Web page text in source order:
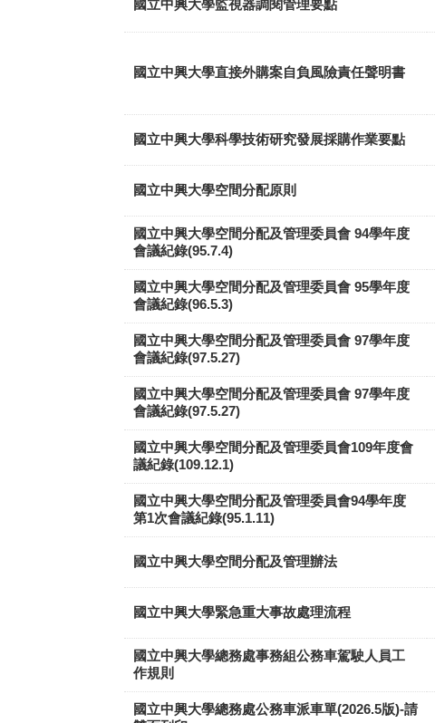
國立中興大學監視器調閱管理要點
國立中興大學直接外購案自負風險責任聲明書
國立中興大學科學技術研究發展採購作業要點
國立中興大學空間分配原則
國立中興大學空間分配及管理委員會 94學年度
會議紀錄(95.7.4)
國立中興大學空間分配及管理委員會 95學年度
會議紀錄(96.5.3)
國立中興大學空間分配及管理委員會 97學年度
會議紀錄(97.5.27)
國立中興大學空間分配及管理委員會 97學年度
會議紀錄(97.5.27)
國立中興大學空間分配及管理委員會109年度會
議紀錄(109.12.1)
國立中興大學空間分配及管理委員會94學年度
第1次會議紀錄(95.1.11)
國立中興大學空間分配及管理辦法
國立中興大學緊急重大事故處理流程
國立中興大學總務處事務組公務車駕駛人員工
作規則
國立中興大學總務處公務車派車單(2026.5版)-請